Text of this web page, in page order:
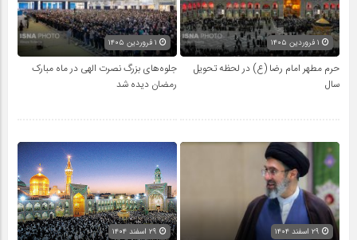
حرم مطهر امام رضا (ع) در لحظه تحویل
سال
جلوه‌های بزرگ نصرت الهی در ماه مبارک
رمضان دیده شد